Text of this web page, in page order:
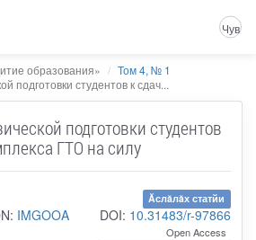
Чув
образования»
Том 4, № 1
подготовки студентов к сдач...
подготовки студентов
ГТО на силу
Ăслăлăх статйи
IMGOOA DOI: 10.31483/r-97866
Open Access